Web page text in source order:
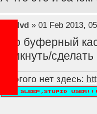
lvd» 01 Feb 2013,
Это буферный
замкнуть/
Многого нет здесь: